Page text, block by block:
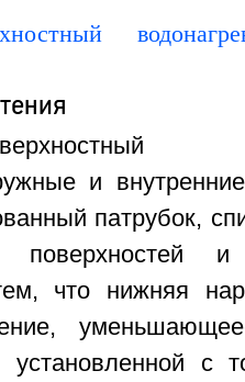
и
патрубок,
поверхностей
что нижняя
установленной с